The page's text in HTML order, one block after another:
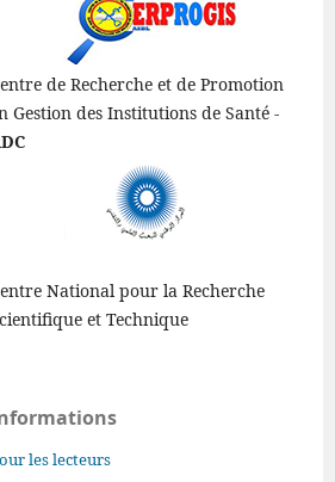
de Recherche et de Promotion
Gestion des Institutions de Santé -
National pour la Recherche
et Technique
les lecteurs